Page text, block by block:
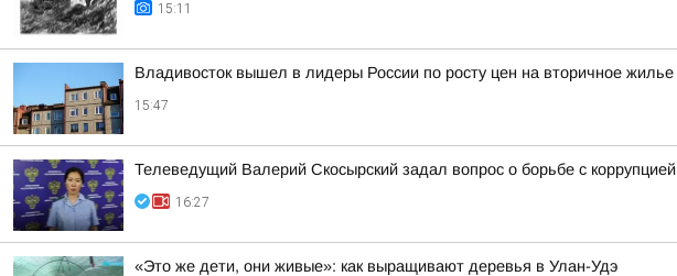
15:11
Владивосток вышел в лидеры России по росту цен на вторичное жилье
15:47
Телеведущий Валерий Скосырский задал вопрос о борьбе с коррупцией
16:27
«Это же дети, они живые»: как выращивают деревья в Улан-Удэ